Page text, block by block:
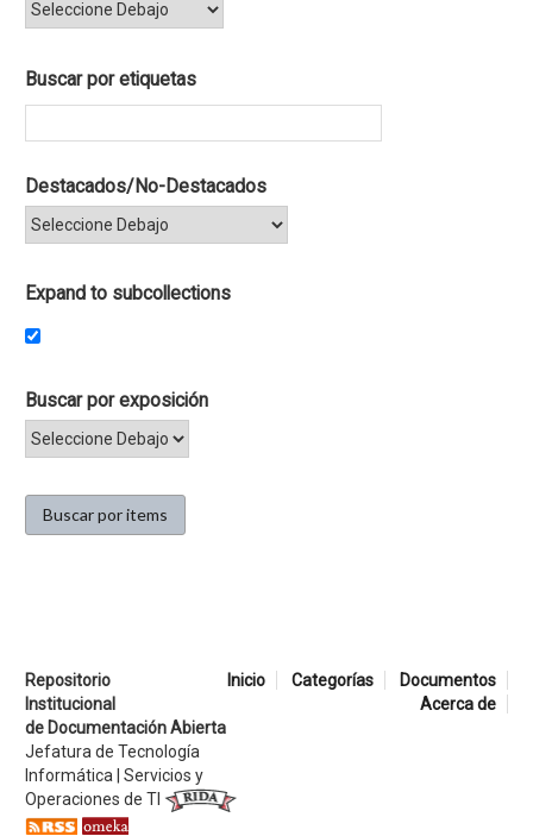
Buscar por etiquetas
Destacados/No-Destacados
Expand to subcollections
Buscar por exposición
Inicio Categorías
Documentos
Acerca de
Repositorio
Institucional
de Documentación Abierta
Jefatura de Tecnología
Informática | Servicios y
Operaciones de TI